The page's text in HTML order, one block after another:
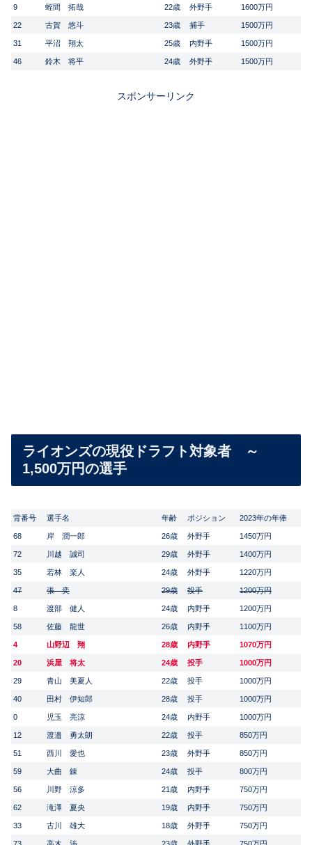
9 蛭間 拓哉 22歳 外野手 1600万円
22 古賀 悠斗 23歳 捕手 1500万円
31 平沼 翔太 25歳 内野手 1500万円
46 鈴木 将平 24歳 外野手 1500万円
スポンサーリンク
ライオンズの現役ドラフト対象者 ～
1,500万円の選手
背番号 選手名 年齢 ポジション 2023年の年俸
68 岸 潤一郎 26歳 外野手 1450万円
72 川越 誠司 29歳 外野手 1400万円
35 若林 楽人 24歳 外野手 1220万円
47 張 奕 29歳 投手 1200万円
8 渡部 健人 24歳 内野手 1200万円
58 佐藤 龍世 26歳 内野手 1100万円
4 山野辺 翔 28歳 内野手 1070万円
20 浜屋 将太 24歳 投手 1000万円
29 青山 美夏人 22歳 投手 1000万円
40 田村 伊知郎 28歳 投手 1000万円
0 児玉 亮涼 24歳 内野手 1000万円
12 渡邉 勇太朗 22歳 投手 850万円
51 西川 愛也 23歳 外野手 850万円
59 大曲 錬 24歳 投手 800万円
56 川野 涼多 21歳 内野手 750万円
62 滝澤 夏央 19歳 内野手 750万円
33 古川 雄大 18歳 外野手 750万円